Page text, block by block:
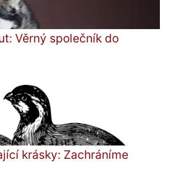
Věrný společník do
krásky: Zachráníme